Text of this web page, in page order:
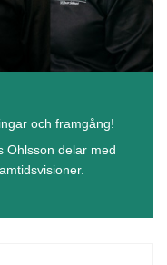
och framgång!
Ohlsson delar med